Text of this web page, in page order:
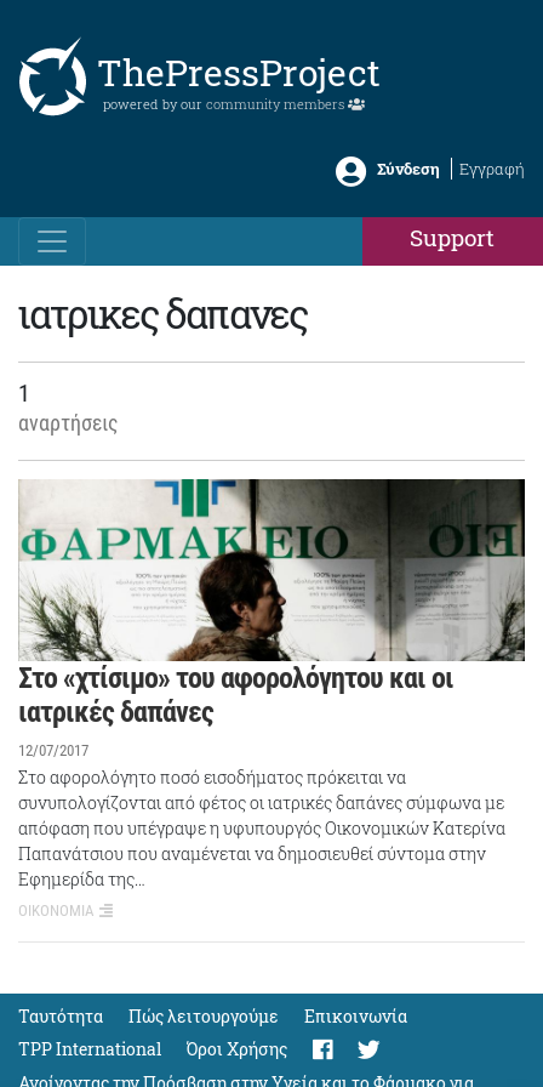
ThePressProject
powered by our community members
Σύνδεση Εγγραφή
Support
ιατρικες δαπανες
1
αναρτήσεις
Στο «χτίσιμο» του αφορολόγητου και οι
ιατρικές δαπάνες
12/07/2017
Στο αφορολόγητο ποσό εισοδήματος πρόκειται να
συνυπολογίζονται από φέτος οι ιατρικές δαπάνες σύμφωνα με
απόφαση που υπέγραψε η υφυπουργός Οικονομικών Κατερίνα
Παπανάτσιου που αναμένεται να δημοσιευθεί σύντομα στην
Εφημερίδα της…
ΟΙΚΟΝΟΜΙΑ
Ταυτότητα Πώς λειτουργούμε
Eπικοινωνία
TPP International
Όροι Χρήσης